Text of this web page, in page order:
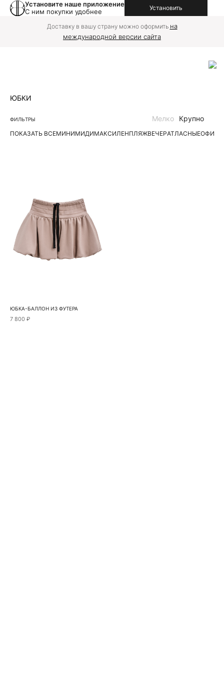
Установите наше приложение
С ним покупки удобнее
Установить
Доставку в вашу страну можно оформить на
международной версии сайта
ЮБКИ
ФИЛЬТРЫ
ПОКАЗАТЬ ВСЕМИНИМИДИМАКСИЛЕНПЛЯЖВЕЧЕРАТЛАСНЫЕОФИС
Мелко Крупно
ЮБКА-БАЛЛОН ИЗ ФУТЕРА
7 800 ₽